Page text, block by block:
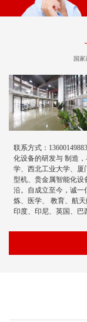
国
联系方式：
化设备的研发与 制造
学、西北工业大学、厦
型机、贵金属智能化设
沿。自成立至今，诚一
炼、医学、 教育、航
印度、印尼、英国、巴